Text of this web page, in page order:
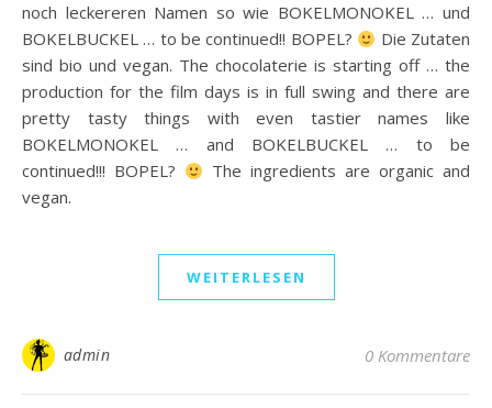
noch leckereren Namen so wie BOKELMONOKEL … und
BOKELBUCKEL … to be continued!! BOPEL?
Die Zutaten
sind bio und vegan. The chocolaterie is starting off … the
production for the film days is in full swing and there are
pretty tasty things with even tastier names like
BOKELMONOKEL … and BOKELBUCKEL … to be
continued!!! BOPEL?
The ingredients are organic and
vegan.
WEITERLESEN
admin 0 Kommentare